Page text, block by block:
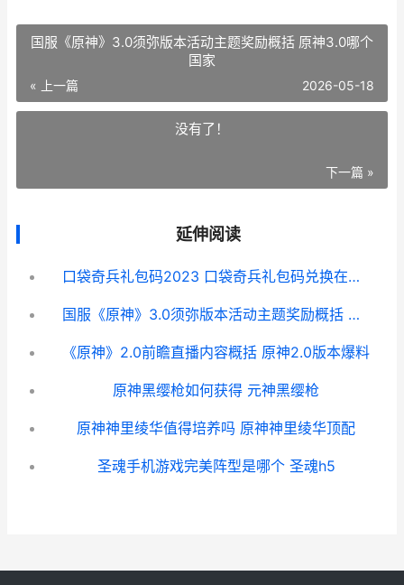
国服《原神》3.0须弥版本活动主题奖励概括 原神3.0哪个
国家
« 上一篇 2026-05-18
没有了！
下一篇 »
延伸阅读
口袋奇兵礼包码2023 口袋奇兵礼包码兑换在哪里
国服《原神》3.0须弥版本活动主题奖励概括 原神3.0哪个国家
《原神》2.0前瞻直播内容概括 原神2.0版本爆料
原神黑缨枪如何获得 元神黑缨枪
原神神里绫华值得培养吗 原神神里绫华顶配
圣魂手机游戏完美阵型是哪个 圣魂h5